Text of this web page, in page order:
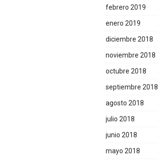
febrero 2019
enero 2019
diciembre 2018
noviembre 2018
octubre 2018
septiembre 2018
agosto 2018
julio 2018
junio 2018
mayo 2018